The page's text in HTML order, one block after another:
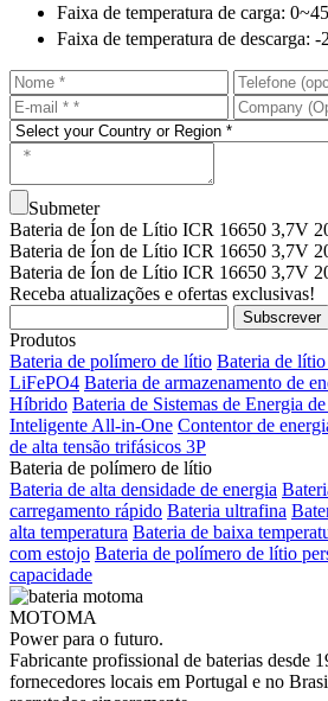
Faixa de temperatura de carga:
Faixa de temperatura de descarga:
Submeter
Bateria de Íon de Lítio ICR 16650 3,7V
Bateria de Íon de Lítio ICR 16650 3,7V
Bateria de Íon de Lítio ICR 16650 3,7V
Receba atualizações e ofertas exclusivas!
Produtos
Bateria de polímero de lítio Bateria de
LiFePO4 Bateria de armazenamento de
Híbrido Bateria de Sistemas de Energia
Inteligente All-in-One Contentor de
de alta tensão trifásicos 3P
Bateria de polímero de lítio
Bateria de alta densidade de energia
carregamento rápido Bateria ultrafina
alta temperatura Bateria de baixa
com estojo Bateria de polímero de lítio
capacidade
MOTOMA
Power para o futuro.
Fabricante profissional de baterias desde
fornecedores locais em Portugal e no